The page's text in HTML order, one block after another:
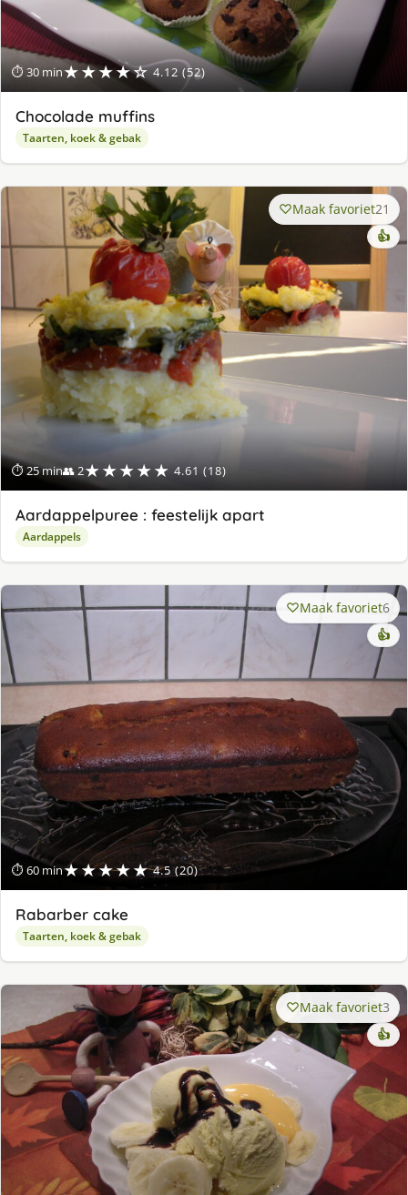
⏱ 30 min★★★★☆ 4.12 (52)
Chocolade muffins
Taarten, koek & gebak
⏱ 25 min👥 2★★★★★ 4.61 (18)
Maak favoriet21
👍
Aardappelpuree : feestelijk apart
Aardappels
⏱ 60 min★★★★★ 4.5 (20)
Maak favoriet6
👍
Rabarber cake
Taarten, koek & gebak
Maak favoriet3
👍